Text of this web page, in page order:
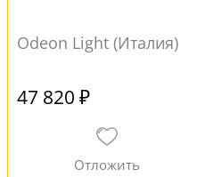
Odeon Light (Италия)
47 820 ₽